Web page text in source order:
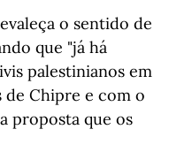
o sentido de
que "já há
palestinianos em
de Chipre e com o
proposta que os